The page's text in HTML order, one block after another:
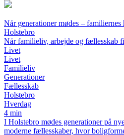
Når generationer mødes –
Holstebro
Når familieliv, arbejde og fællesskab
Livet
Livet
Familieliv
Generationer
Fællesskab
Holstebro
Hverdag
4 min
I Holstebro mødes generationer på
moderne fællesskaber, hvor